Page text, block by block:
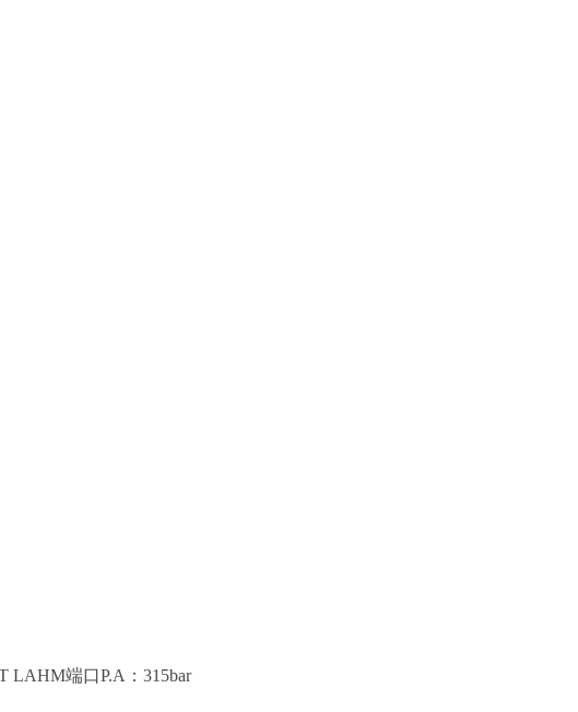
LAHM端口P.A：315bar